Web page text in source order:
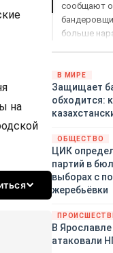
на
сообщают
больше
«страны
году.
заключать
Британии и
во Франции
изменить
ландшафт в
Зеленский
в США.
В МИРЕ
Защищает
обходится:
ОБЩЕСТВО
ЦИК
партий в
выборах с
жеребьёвки
В
атаковали